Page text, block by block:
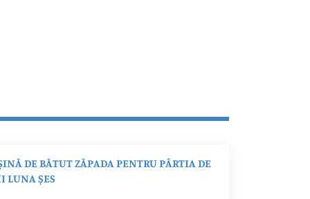
DE BĂTUT ZĂPADA PENTRU PÂRTIA DE
LUNA ȘES